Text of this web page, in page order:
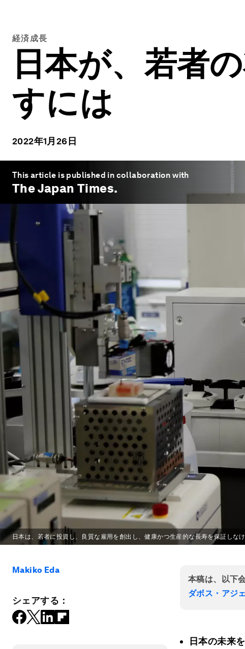
経済成長
日本が、若者
すには
2022年1月26日
This article is published in collaboration with
The Japan Times.
日本は、若者に投資し、良質な雇用を創出し、健康かつ生産的な長寿を保証しな
Makiko Eda
シェアする：
本稿は、以下
ダボス・アジ
日本の未来